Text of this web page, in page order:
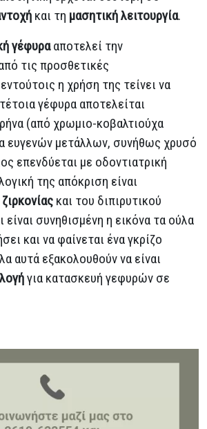
και τη μασητική λειτουργία.
γέφυρααποτελεί την
τις προσθετικές
η χρήση της τείνει να
γέφυρα αποτελείται
(από χρωμιο-κοβαλτιούχα
ευγενών μετάλλων, συνήθως χρυσό
επενδύεται με οδοντιατρική
της απόκριση είναι
και του διπιρυτικού
είναι συνηθισμένη η εικόνα τα ούλα
και να φαίνεται ένα γκρίζο
αυτά εξακολουθούν να είναι
για κατασκευή γεφυρών σε